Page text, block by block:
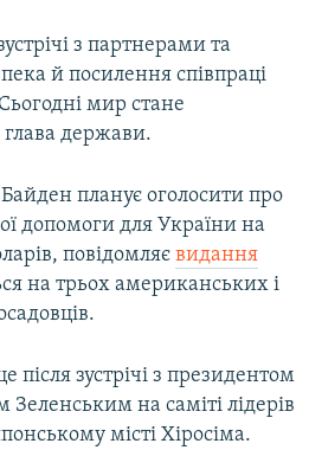
з партнерами та
й посилення співпраці
мир стане
держави.
планує оголосити про
допомоги для України на
повідомляє видання
на трьох американських і
зустрічі з президентом
на саміті лідерів
місті Хіросіма.